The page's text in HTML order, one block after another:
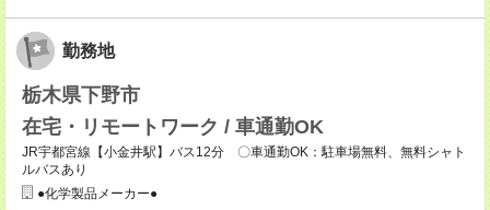
勤務地
栃木県下野市
在宅・リモートワーク / 車通勤OK
JR宇都宮線【小金井駅】バス12分 〇車通勤OK：駐車場無料、無料シャト
ルバスあり
●化学製品メーカー●